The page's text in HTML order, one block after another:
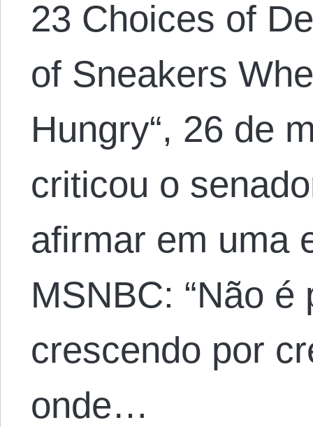
23 Choices of
of Sneakers
Hungry“, 26 de
criticou o
afirmar em uma
MSNBC: “Não
crescendo por
onde…